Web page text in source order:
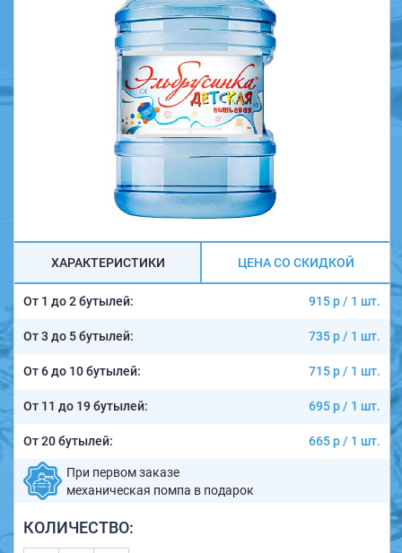
ХАРАКТЕРИСТИКИ ЦЕНА СО СКИДКОЙ
От 1 до 2 бутылей: 915 р / 1 шт.
От 3 до 5 бутылей: 735 р / 1 шт.
От 6 до 10 бутылей: 715 р / 1 шт.
От 11 до 19 бутылей: 695 р / 1 шт.
От 20 бутылей: 665 р / 1 шт.
При первом заказе
механическая помпа в подарок
КОЛИЧЕСТВО: